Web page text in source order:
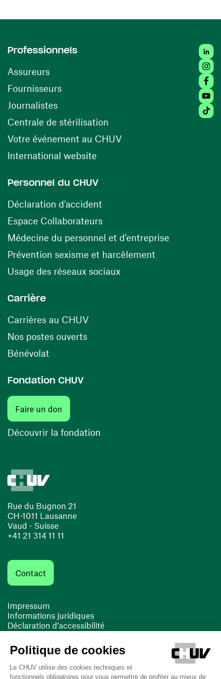
Rue du Bugnon 21
CH-1011 Lausanne
Vaud - Suisse
+41 21 314 11 11
Contact
Impressum
Informations juridiques
Déclaration d’accessibilité
Cookies
Professionnels
Assureurs
Fournisseurs(opens in a new window)
Journalistes
Centrale de stérilisation (opens in a new window)
Votre événement au CHUV(opens in a new
International website
Personnel du CHUV
Déclaration d'accident
Espace Collaborateurs(opens in a new window)
Médecine du personnel et d’entreprise
Prévention sexisme et harcèlement
Usage des réseaux sociaux(opens in a new
Carrière
Carrières au CHUV(opens in a new window)
Nos postes ouverts(opens in a new window)
Bénévolat
Fondation CHUV
Faire un don
Découvrir la fondation